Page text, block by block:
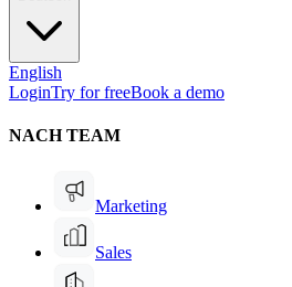
English
LoginTry for freeBook a demo
NACH TEAM
Marketing
Sales